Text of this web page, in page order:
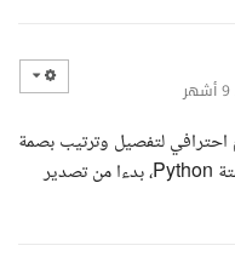
احترافي لتفصيل وترتيب بصمة
الحضور والانصراف في Excel مدعوم بأتمتة Python، بدءا من تصدير